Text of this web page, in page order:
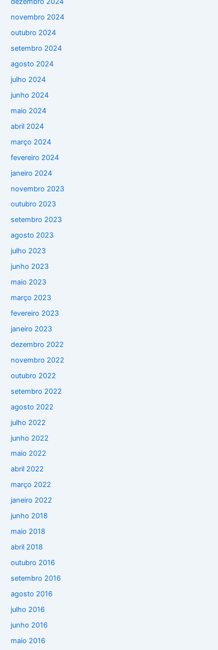
novembro 2024
outubro 2024
setembro 2024
agosto 2024
julho 2024
junho 2024
maio 2024
abril 2024
março 2024
fevereiro 2024
janeiro 2024
novembro 2023
outubro 2023
setembro 2023
agosto 2023
julho 2023
junho 2023
maio 2023
março 2023
fevereiro 2023
janeiro 2023
dezembro 2022
novembro 2022
outubro 2022
setembro 2022
agosto 2022
julho 2022
junho 2022
maio 2022
abril 2022
março 2022
janeiro 2022
junho 2018
maio 2018
abril 2018
outubro 2016
setembro 2016
agosto 2016
julho 2016
junho 2016
maio 2016